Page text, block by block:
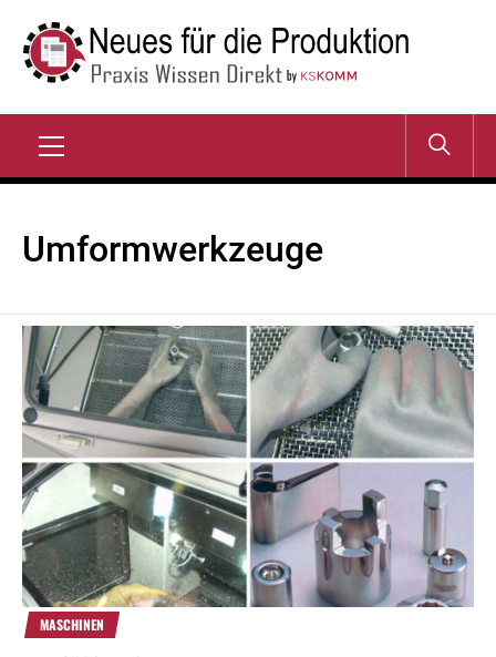
Inhalt
springen
NEUES FÜR DIE
PRODUKTION
Umformwerkzeuge
MASCHINEN